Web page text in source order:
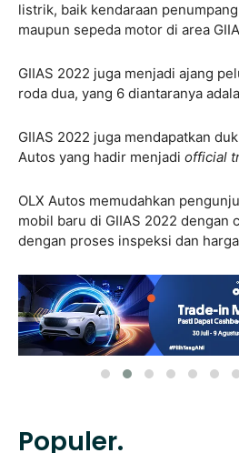
listrik, baik kendaraan
maupun sepeda motor di area
GIIAS 2022 juga menjadi ajang
roda dua, yang 6 diantaranya
GIIAS 2022 juga mendapatkan
Autos yang hadir menjadi official
OLX Autos memudahkan
mobil baru di GIIAS 2022 dengan
dengan proses inspeksi dan
Populer.